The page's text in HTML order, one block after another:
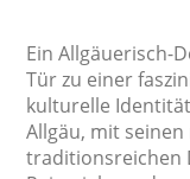
Ein Allgäuerisch-
Tür zu einer
kulturelle
Allgäu, mit
traditionsreichen